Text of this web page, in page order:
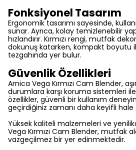
Fonksiyonel Tasarım
Ergonomik tasarımı sayesinde,
sunar. Ayrıca, kolay temizlenebilir
hızlandırır. Kırmızı rengi, mutfak
dokunuş katarken, kompakt boyutu
tezgahında yer bulur.
Güvenlik Özellikleri
Arnica Vega Kırmızı Cam Blender,
durumlara karşı koruma sistemleri ile
özellikler, güvenli bir kullanım
geçirdiğiniz zamanı daha keyifli hale
Yüksek kaliteli malzemeleri ve
Vega Kırmızı Cam Blender, mutfak
vazgeçilmez bir yer edinmektedir.